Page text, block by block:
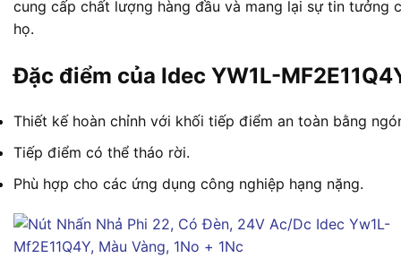
cung cấp chất lượng hàng đầu và mang lại sự tin tưởng
họ.
Đặc điểm của Idec YW1L-
Thiết kế hoàn chỉnh với khối tiếp điểm an toàn bằng
Tiếp điểm có thể tháo rời.
Phù hợp cho các ứng dụng công nghiệp hạng nặng.